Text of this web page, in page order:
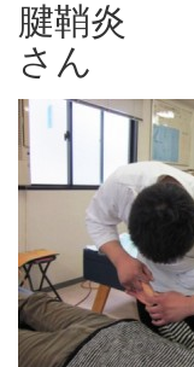
腱鞘炎
さん